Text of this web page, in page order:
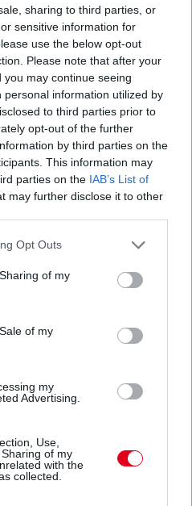
sharing to third parties, or
sensitive information for
use the below opt-out
Please note that after your
may continue seeing
information utilized by
to third parties prior to
opt-out of the further
by third parties on the
This information may
parties on the IAB’s List of
may further disclose it to other
app uses one or more Google
behaviour. You may click to
and its third-party tags to
purposes in below Google
Opt Outs
of my
of my
my
Advertising.
Use,
of my
with the
collected.
a cikket, megteheted az
Facebookon
a témában
agresszív
tárgyal Verstappen